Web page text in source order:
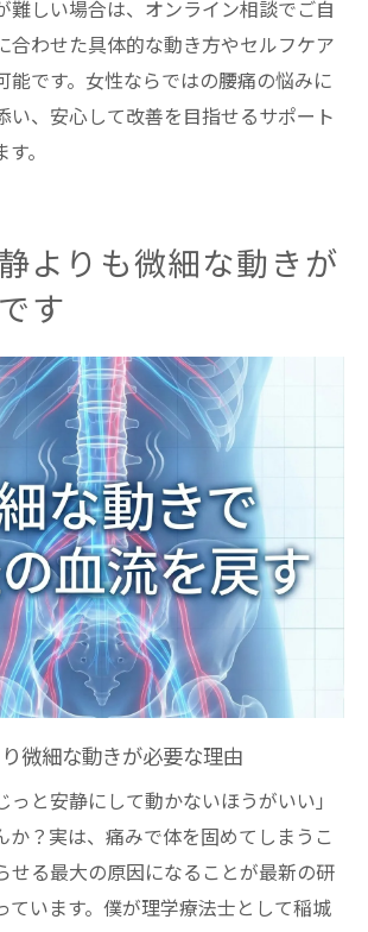
難しい場合は、オンライン相談でご自
合わせた具体的な動き方やセルフケア
能です。女性ならではの腰痛の悩みに
い、安心して改善を目指せるサポート
。
よりも微細な動きが
す
微細な動きが必要な理由
っと安静にして動かないほうがいい」
か？実は、痛みで体を固めてしまうこ
せる最大の原因になることが最新の研
ています。僕が理学療法士として稲城